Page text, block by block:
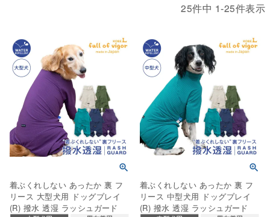
25件中 1-25件表示
着ぶくれしない あったか 裏 フ
リース 大型犬用 ドッグプレイ
(R) 撥水 透湿 ラッシュガード
着ぶくれしない あったか 裏 フ
リース 中型犬用 ドッグプレイ
(R) 撥水 透湿 ラッシュガード